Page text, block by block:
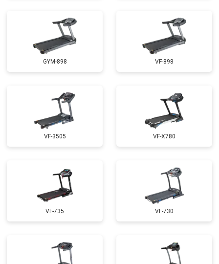
GYM-898 VF-898
VF-3505 VF-X780
VF-735 VF-730